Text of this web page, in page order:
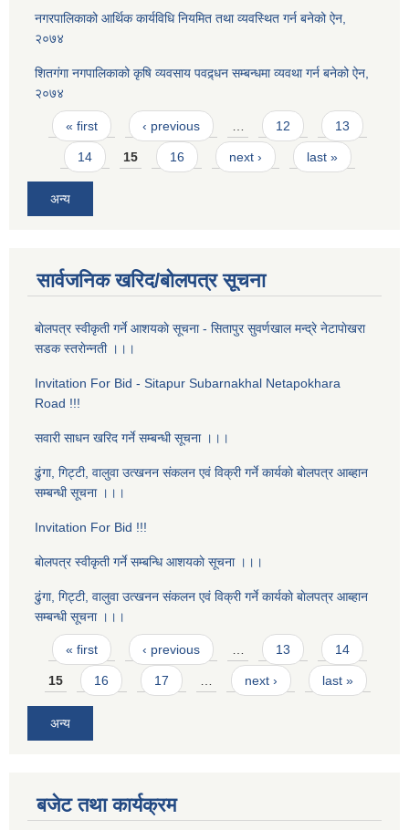
नगरपालिकाको आर्थिक कार्यविधि नियमित तथा व्यवस्थित गर्न बनेको ऐन,
२०७४
शितगंगा नगपालिकाको कृषि व्यवसाय पवद्र्धन सम्बन्धमा व्यवथा गर्न बनेको ऐन,
२०७४
Pages
« first ‹ previous 12 13
14 15 16 next › last »
अन्य
सार्वजनिक खरिद/बोलपत्र सूचना
बाेलपत्र स्वीकृती गर्ने आशयकाे सूचना - सितापुर सुवर्णखाल मन्द्रे नेटापाेखरा
सडक स्तराेन्नती ।।।
Invitation For Bid - Sitapur Subarnakhal Netapokhara
Road !!!
सवारी साधन खरिद गर्ने सम्बन्धी सूचना ।।।
ढुंगा, गिट्टी, वालुवा उत्खनन संकलन एवं विक्री गर्ने कार्यकाे बाेलपत्र आब्हान
सम्बन्धी सूचना ।।।
Invitation For Bid !!!
बाेलपत्र स्वीकृती गर्ने सम्बन्धि आशयकाे सूचना ।।।
ढुंगा, गिट्टी, वालुवा उत्खनन संकलन एवं विक्री गर्ने कार्यकाे बाेलपत्र आब्हान
सम्बन्धी सूचना ।।।
Pages
« first ‹ previous … 13 14
15 16 17 … next › last »
अन्य
बजेट तथा कार्यक्रम